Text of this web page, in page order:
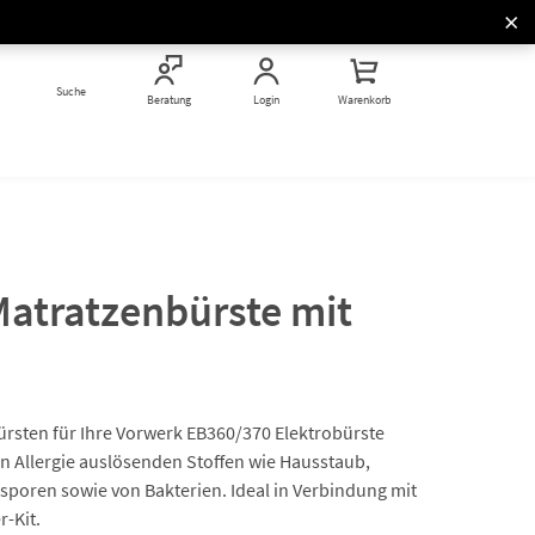
Suche Beratung Login Warenkorb
Vorwerk Stores
Vor Ort entdecken
Kochkurse & Messen
Vorwerk hautnah erleben
Studios
Messen rund um Thermomix®
und Kobold
mit
für Ihre Vorwerk EB360/370 Elektrobürste
Allergie auslösenden Stoffen wie Hausstaub,
sowie von Bakterien. Ideal in Verbindung mit
Kit.